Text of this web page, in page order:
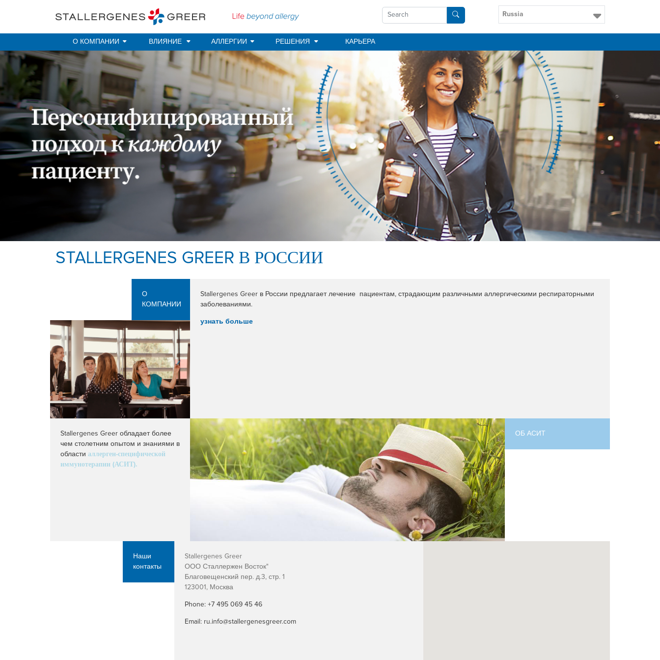
Russia
О КОМПАНИИ ВЛИЯНИЕ АЛЛЕРГИИ РЕШЕНИЯ КАРЬЕРА
STALLERGENES GREER В РОССИИ
О
КОМПАНИИ
Stallergenes Greer в России предлагает лечение пациентам, страдающим различными аллергическими респираторными
заболеваниями.
узнать больше
Stallergenes Greer обладает более
чем столетним опытом и знаниями в
области аллерген-специфической
иммунотерапии (АСИТ).
ОБ АСИТ
Наши
контакты
Stallergenes Greer
ООО Сталлержен Восток"
Благовещенский пер. д.3, стр. 1
123001, Москва
Phone: +7 495 069 45 46
Email: ru.info@stallergenesgreer.com